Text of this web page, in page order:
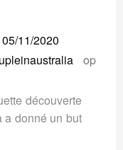
05/11/2020
op
découverte
a donné un but